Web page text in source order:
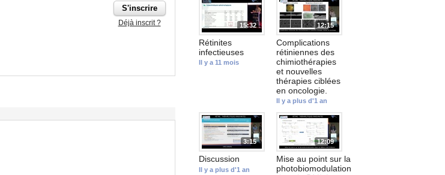
15:32
Rétinites
infectieuses
Il y a 11 mois
12:15
Complications
rétiniennes des
chimiothérapies
et nouvelles
thérapies ciblées
en oncologie.
Il y a plus d'1 an
3:15
Discussion
Il y a plus d'1 an
12:09
Mise au point sur la
photobiomodulation
Déjà inscrit ?